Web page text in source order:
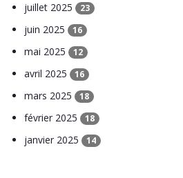
juillet 2025 23
juin 2025 16
mai 2025 12
avril 2025 16
mars 2025 18
février 2025 18
janvier 2025 14